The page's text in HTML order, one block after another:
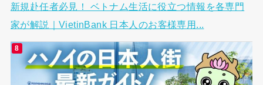
新規赴任者必見！ ベトナム生活に役立つ情報を各専門
家が解説｜VietinBank 日本人のお客様専用...